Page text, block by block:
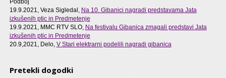
Podboj
19.9.2021, Veza Sigledal, Na 10. Gibanici nagradi predstavama Jata
izkušenih ptic in Predmetenje
19.9.2021, MMC RTV SLO, Na festivalu Gibanica zmagali predstavi Jata
izkušenih ptic in Predmetenje
20.9,2021, Delo, V Stari elektrarni podelili nagradi gibanica
Pretekli dogodki